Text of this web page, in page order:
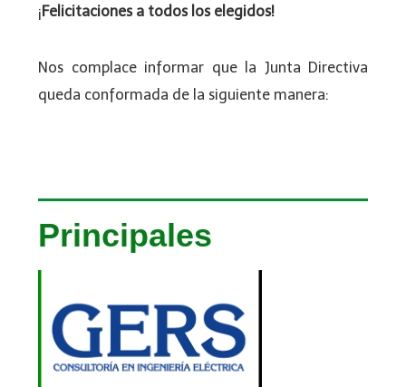
¡Felicitaciones a todos los elegidos!
Nos complace informar que la Junta Directiva
queda conformada de la siguiente manera:
Principales